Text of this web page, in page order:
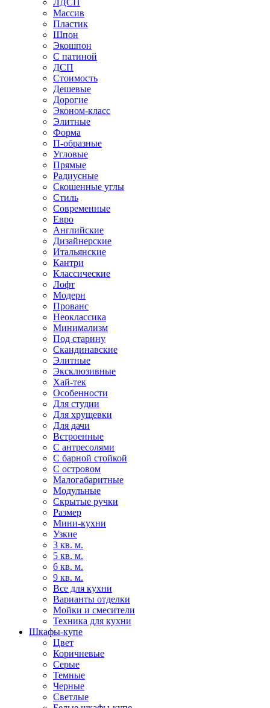
ЛДСП
Массив
Пластик
Шпон
Экошпон
С патиной
ДСП
Стоимость
Дешевые
Дорогие
Эконом-класс
Элитные
Форма
П-образные
Угловые
Прямые
Радиусные
Скошенные углы
Стиль
Современные
Евро
Английские
Дизайнерские
Итальянские
Кантри
Классические
Лофт
Модерн
Прованс
Неоклассика
Минимализм
Под старину
Скандинавские
Элитные
Эксклюзивные
Хай-тек
Особенности
Для студии
Для хрущевки
Для дачи
Встроенные
С антресолями
С барной стойкой
С островом
Малогабаритные
Модульные
Скрытые ручки
Размер
Мини-кухни
Узкие
3 кв. м.
5 кв. м.
6 кв. м.
9 кв. м.
Все для кухни
Варианты отделки
Мойки и смесители
Техника для кухни
Шкафы-купе
Цвет
Коричневые
Серые
Темные
Черные
Светлые